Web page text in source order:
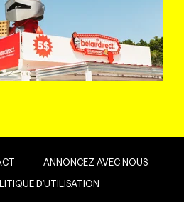
ANNONCEZ AVEC NOUS
D’UTILISATION